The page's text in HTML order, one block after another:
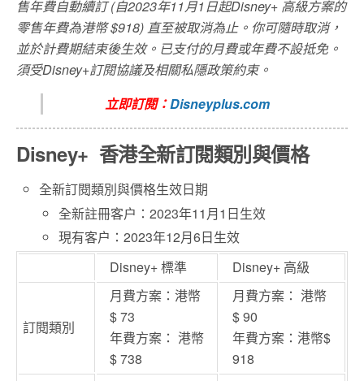
售年費自動續訂 (自2023年11月1日起Disney+ 高級方案的
零售年費為港幣 $918) 直至被取消為止。你可隨時取消，
並於計費期結束後生效。已支付的月費或年費不設抵免。
須受Disney+訂閱協議及相關私隱政策約束。
立即訂閱：Disneyplus.com
Disney+ 香港全新訂閱類別與價格
全新訂閱類別與價格生效日期
全新註冊客户：2023年‌11月‌1日‌生效
現有客户：2023年‌12月‌6日‌生效
Disney+ 標準
Disney+ 高級
訂閱類別
月費方案：港幣
$ 73
年費方案： 港幣
$ 738
月費方案： 港幣
$ 90
年費方案：港幣$
918